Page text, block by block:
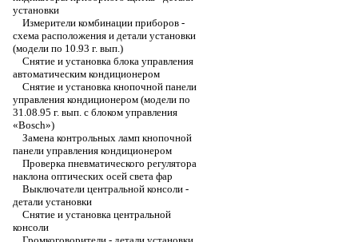
установки
Измерители комбинации приборов -
схема расположения и детали установки
(модели по 10.93 г. вып.)
Снятие и установка блока управления
автоматическим кондиционером
Снятие и установка кнопочной панели
управления кондиционером (модели по
31.08.95 г. вып. с блоком управления
«Bosch»)
Замена контрольных ламп кнопочной
панели управления кондиционером
Проверка пневматического регулятора
наклона оптических осей света фар
Выключатели центральной консоли -
детали установки
Снятие и установка центральной
консоли